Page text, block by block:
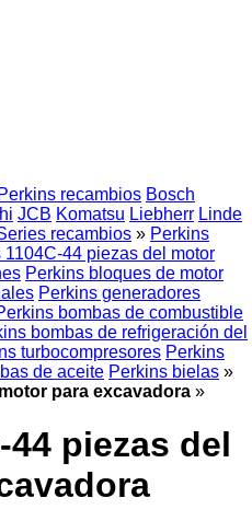
Perkins recambios Bosch
JCB Komatsu Liebherr Linde
recambios » Perkins
1104C-44 piezas del motor
Perkins bloques de motor
Perkins generadores
bombas de combustible
bombas de refrigeración del
turbocompresores Perkins
de aceite Perkins bielas »
para excavadora »
44 piezas del